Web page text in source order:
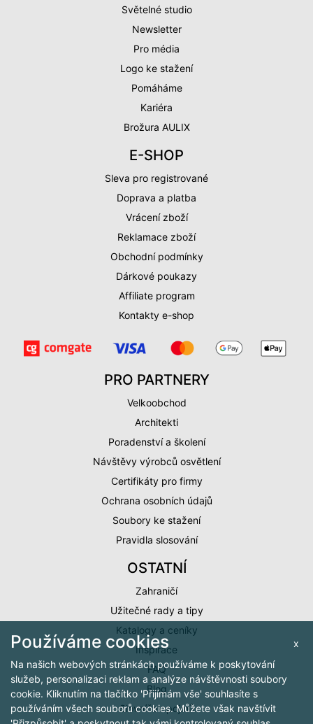
Světelné studio
Newsletter
Pro média
Logo ke stažení
Pomáháme
Kariéra
Brožura AULIX
E-SHOP
Sleva pro registrované
Doprava a platba
Vrácení zboží
Reklamace zboží
Obchodní podmínky
Dárkové poukazy
Affiliate program
Kontakty e-shop
PRO PARTNERY
Velkoobchod
Architekti
Poradenství a školení
Návštěvy výrobců osvětlení
Certifikáty pro firmy
Ochrana osobních údajů
Soubory ke stažení
Pravidla slosování
OSTATNÍ
Zahraničí
Užitečné rady a tipy
Katalogy a ceníky
Inspirace
FAQ
Blog
Slovníček pojmů
x
Používáme cookies
Na našich webových stránkách používáme k poskytování
služeb, personalizaci reklam a analýze návštěvnosti soubory
cookie. Kliknutím na tlačítko 'Přijímám vše' souhlasíte s
používáním všech souborů cookies. Můžete však navštívit